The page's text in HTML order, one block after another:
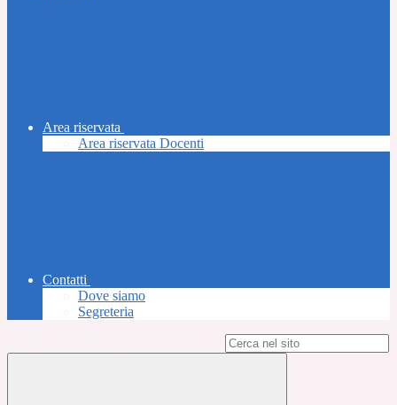
Area riservata
Area riservata Docenti
Contatti
Dove siamo
Segreteria